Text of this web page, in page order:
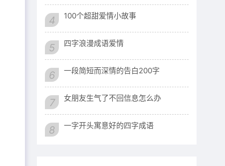
4 100个超甜爱情小故事
5 四字浪漫成语爱情
6 一段简短而深情的告白200字
7 女朋友生气了不回信息怎么办
8 一字开头寓意好的四字成语